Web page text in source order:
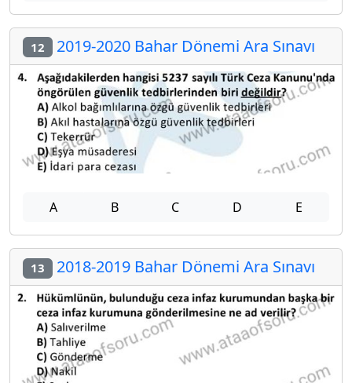
12 2019-2020 Bahar Dönemi Ara Sınavı
A B C D E
13 2018-2019 Bahar Dönemi Ara Sınavı